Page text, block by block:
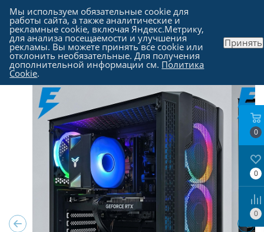
Каталог - Компьютеры в Москве
0
0
0
Мы используем обязательные cookie для
работы сайта, а также аналитические и
рекламные cookie, включая Яндекс.Метрику,
для анализа посещаемости и улучшения
рекламы. Вы можете принять все cookie или
отклонить необязательные. Для получения
дополнительной информации см. Политика
Cookie.
Принять